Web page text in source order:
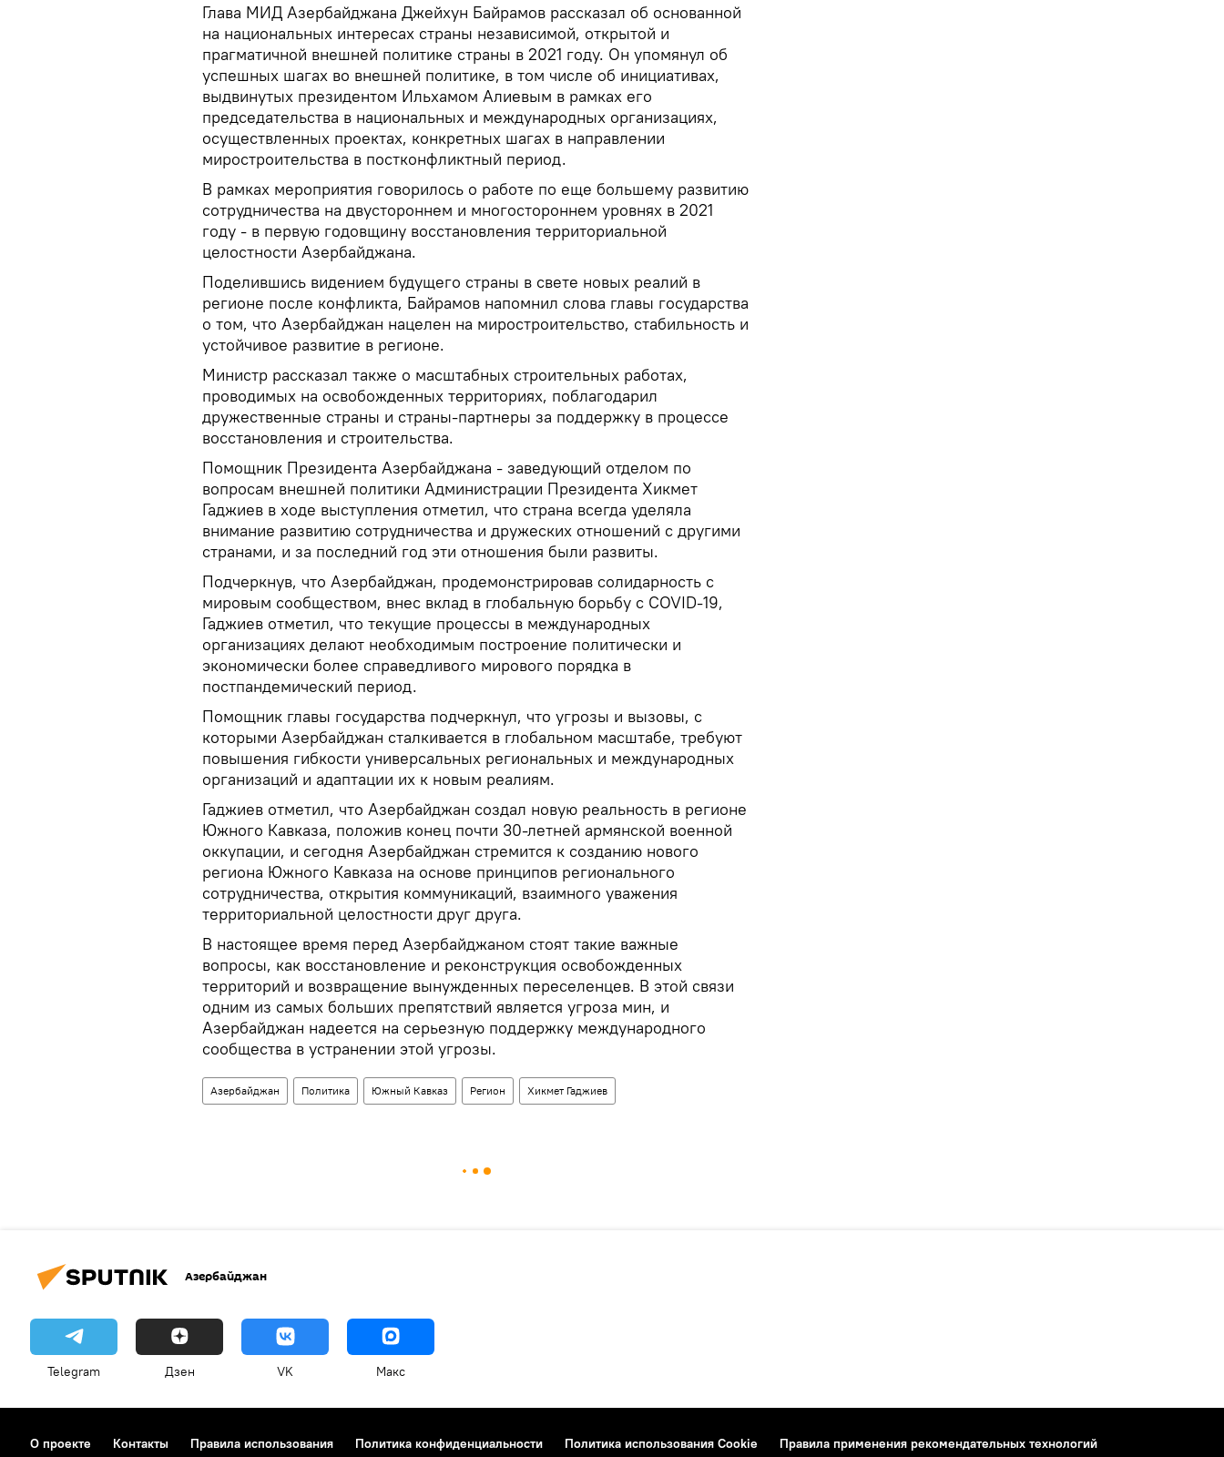
Глава МИД Азербайджана Джейхун Байрамов рассказал об основанной
на национальных интересах страны независимой, открытой и
прагматичной внешней политике страны в 2021 году. Он упомянул об
успешных шагах во внешней политике, в том числе об инициативах,
выдвинутых президентом Ильхамом Алиевым в рамках его
председательства в национальных и международных организациях,
осуществленных проектах, конкретных шагах в направлении
миростроительства в постконфликтный период.
В рамках мероприятия говорилось о работе по еще большему развитию
сотрудничества на двустороннем и многостороннем уровнях в 2021
году - в первую годовщину восстановления территориальной
целостности Азербайджана.
Поделившись видением будущего страны в свете новых реалий в
регионе после конфликта, Байрамов напомнил слова главы государства
о том, что Азербайджан нацелен на миростроительство, стабильность и
устойчивое развитие в регионе.
Министр рассказал также о масштабных строительных работах,
проводимых на освобожденных территориях, поблагодарил
дружественные страны и страны-партнеры за поддержку в процессе
восстановления и строительства.
Помощник Президента Азербайджана - заведующий отделом по
вопросам внешней политики Администрации Президента Хикмет
Гаджиев в ходе выступления отметил, что страна всегда уделяла
внимание развитию сотрудничества и дружеских отношений с другими
странами, и за последний год эти отношения были развиты.
Подчеркнув, что Азербайджан, продемонстрировав солидарность с
мировым сообществом, внес вклад в глобальную борьбу с COVID-19,
Гаджиев отметил, что текущие процессы в международных
организациях делают необходимым построение политически и
экономически более справедливого мирового порядка в
постпандемический период.
Помощник главы государства подчеркнул, что угрозы и вызовы, с
которыми Азербайджан сталкивается в глобальном масштабе, требуют
повышения гибкости универсальных региональных и международных
организаций и адаптации их к новым реалиям.
Гаджиев отметил, что Азербайджан создал новую реальность в регионе
Южного Кавказа, положив конец почти 30-летней армянской военной
оккупации, и сегодня Азербайджан стремится к созданию нового
региона Южного Кавказа на основе принципов регионального
сотрудничества, открытия коммуникаций, взаимного уважения
территориальной целостности друг друга.
В настоящее время перед Азербайджаном стоят такие важные
вопросы, как восстановление и реконструкция освобожденных
территорий и возвращение вынужденных переселенцев. В этой связи
одним из самых больших препятствий является угроза мин, и
Азербайджан надеется на серьезную поддержку международного
сообщества в устранении этой угрозы.
Азербайджан Политика Южный Кавказ Регион Хикмет Гаджиев
Азербайджан
Telegram Дзен VK Макс
О проекте Контакты Правила использования Политика конфиденциальности Политика использования Cookie Правила применения рекомендательных технологий